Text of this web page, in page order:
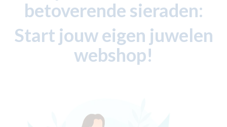
betoverende sieraden:
Start jouw eigen juwelen
webshop!